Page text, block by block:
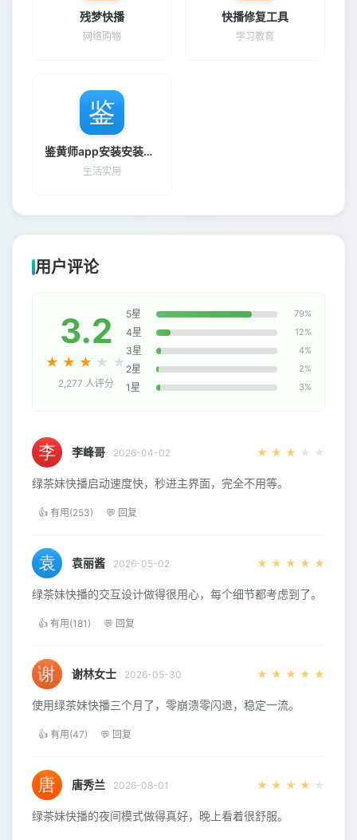
残梦快播
网络购物
快播修复工具
学习教育
鉴黄师app安装安装包下载
生活实用
用户评论
3.2
★ ★ ★ ★ ★
2,277 人评分
5星 79%
4星 12%
3星 4%
2星 2%
1星 3%
李峰哥 2026-04-02 ★ ★ ★ ★ ★
绿茶妹快播启动速度快，秒进主界面，完全不用等。
👍 有用(253) 💬 回复
袁丽酱 2026-05-02 ★ ★ ★ ★ ★
绿茶妹快播的交互设计做得很用心，每个细节都考虑到了。
👍 有用(181) 💬 回复
谢林女士 2026-05-30 ★ ★ ★ ★ ★
使用绿茶妹快播三个月了，零崩溃零闪退，稳定一流。
👍 有用(47) 💬 回复
唐秀兰 2026-08-01 ★ ★ ★ ★ ★
绿茶妹快播的夜间模式做得真好，晚上看着很舒服。